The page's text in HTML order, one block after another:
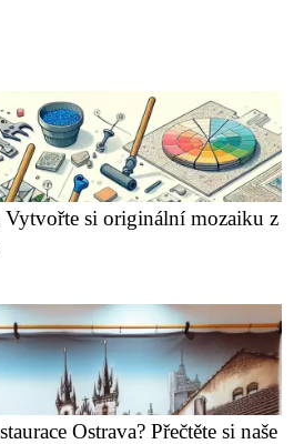
Vytvořte si originální mozaiku z
Ostrava? Přečtěte si naše